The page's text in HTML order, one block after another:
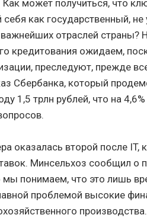
может получиться, что
как государственный, не
отраслей страны?
кредитования ожидаем,
преследуют, прежде
Сбербанка, который
1,5 трлн рублей, что на
оказалась второй после
Минсельхоз сообщил о
мы понимаем, что это лишь
проблемой высокие
производства.